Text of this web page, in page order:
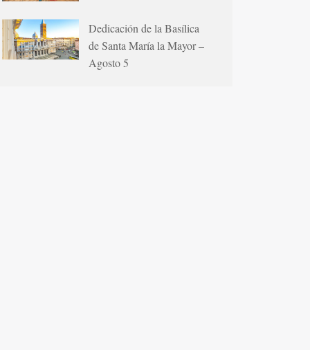
Dedicación de la Basílica
de Santa María la Mayor –
Agosto 5